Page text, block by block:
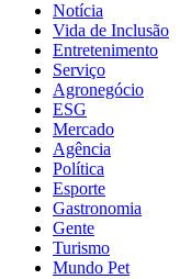
Notícia
Vida de Inclusão
Entretenimento
Serviço
Agronegócio
ESG
Mercado
Agência
Política
Esporte
Gastronomia
Gente
Turismo
Mundo Pet